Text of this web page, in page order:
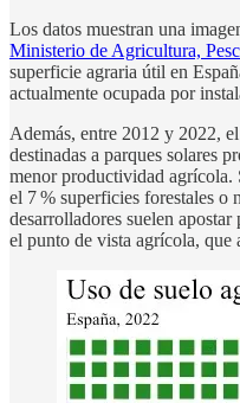
Los datos muestran una
Ministerio de Agricultura,
superficie agraria útil en
actualmente ocupada por
Además, entre 2012 y 2022, el
destinadas a parques solares
menor productividad agrícola.
el 7 % superficies forestales o
desarrolladores suelen
el punto de vista agrícola, que